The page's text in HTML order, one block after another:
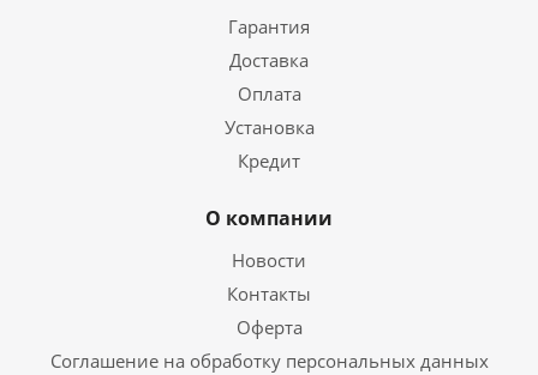
Гарантия
Доставка
Оплата
Установка
Кредит
О компании
Новости
Контакты
Оферта
Соглашение на обработку персональных данных